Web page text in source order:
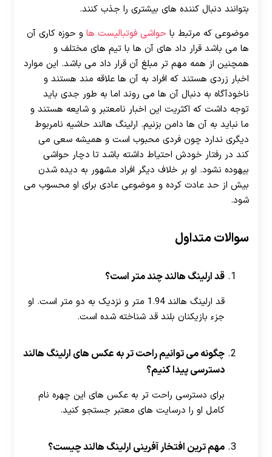
بتوانند دنبال کننده های بیشتری را جذب کنند.
موضوعی که مرتبط با حواشی فوتبالیست ها و حوزه کاری آن
ها می باشد قرار داد های آن ها با تیم های مختلف و
همچنین از همه مهم تر مبلغ آن قرار داد می باشد. این موارد
اخبار زردی هستند که افراد به آن ها علاقه مند هستند و
ناخودآگاه به دنبال آن ها می روند اما به طور جدی باید
توجه داشت که اکثریت این اخبار نامعتبر و شایعه هستند و
ما نباید به آن ها دامن بزنیم. ارلینگ هالند حاشیه نامربوط
دیگری ندارد چون فردی محبوب است و همیشه سعی می
کند در رفتار خودش احتیاط داشته باشد تا دچار حواشی
بیهوده نشود. او بر خلاف دیگر افراد مشهور به دیده شدن
بیش از حد عادت کرده و موضوعی عادی برای او محسوب می
شود.
سوالات متداول
قد ارلینگ هالند چند متر است؟
قد ارلینگ هالند 1.94 متر و نزدیک به دو متر است. او
جزء بازیکنان بلند قد شناخته شده است.
چگونه می توانیم راحت تر به عکس های ارلینگ هالند
دسترسی پیدا کنیم؟
برای دسترسی راحت تر به عکس های این چهره نام
کامل او را درسایت های معتبر جستجو کنید.
مهم ترین افتخار آفرینی ارلینگ هالند چیست؟